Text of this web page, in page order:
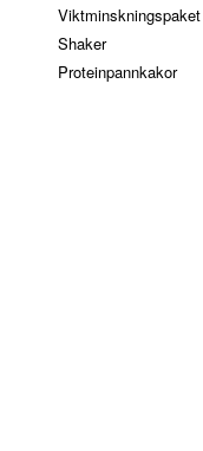
Viktminskningspaket
Shaker
Proteinpannkakor